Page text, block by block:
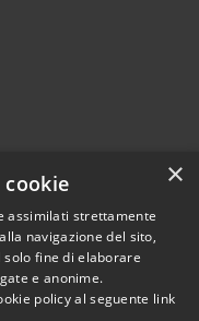
© 2026 • Comune di
Gizzeria • Powered by
×
assimilati strettamente
navigazione del sito,
solo fine di elaborare
e anonime.
policy al seguente link